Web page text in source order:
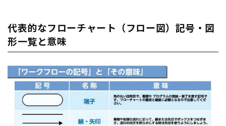
代表的なフローチャート（フロー図）記号・図
形一覧と意味